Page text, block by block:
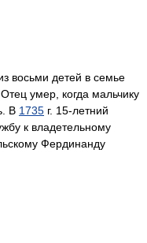
восьми детей в семье
умер, когда мальчику
В 1735 г. 15-летний
к владетельному
Фердинанду